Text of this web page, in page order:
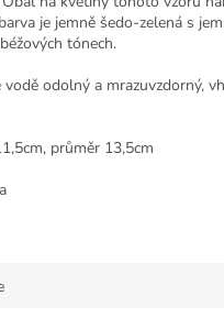
je jemně šedo-zelená s
tónech.
vodě odolný a mrazuvzdorný,
průměr 13,5cm